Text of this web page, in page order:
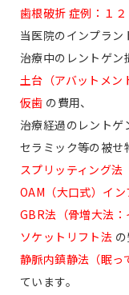
歯根破折 症例：１２
当医院のインプラン
治療中のレントゲン
土台（アバットメン
仮歯 の費用、
治療経過のレントゲ
セラミック等の被せ
スプリッティング法
OAM（大口式）イ
GBR法（骨増大法：
ソケットリフト法 の
静脈内鎮静法（眠っ
ています。